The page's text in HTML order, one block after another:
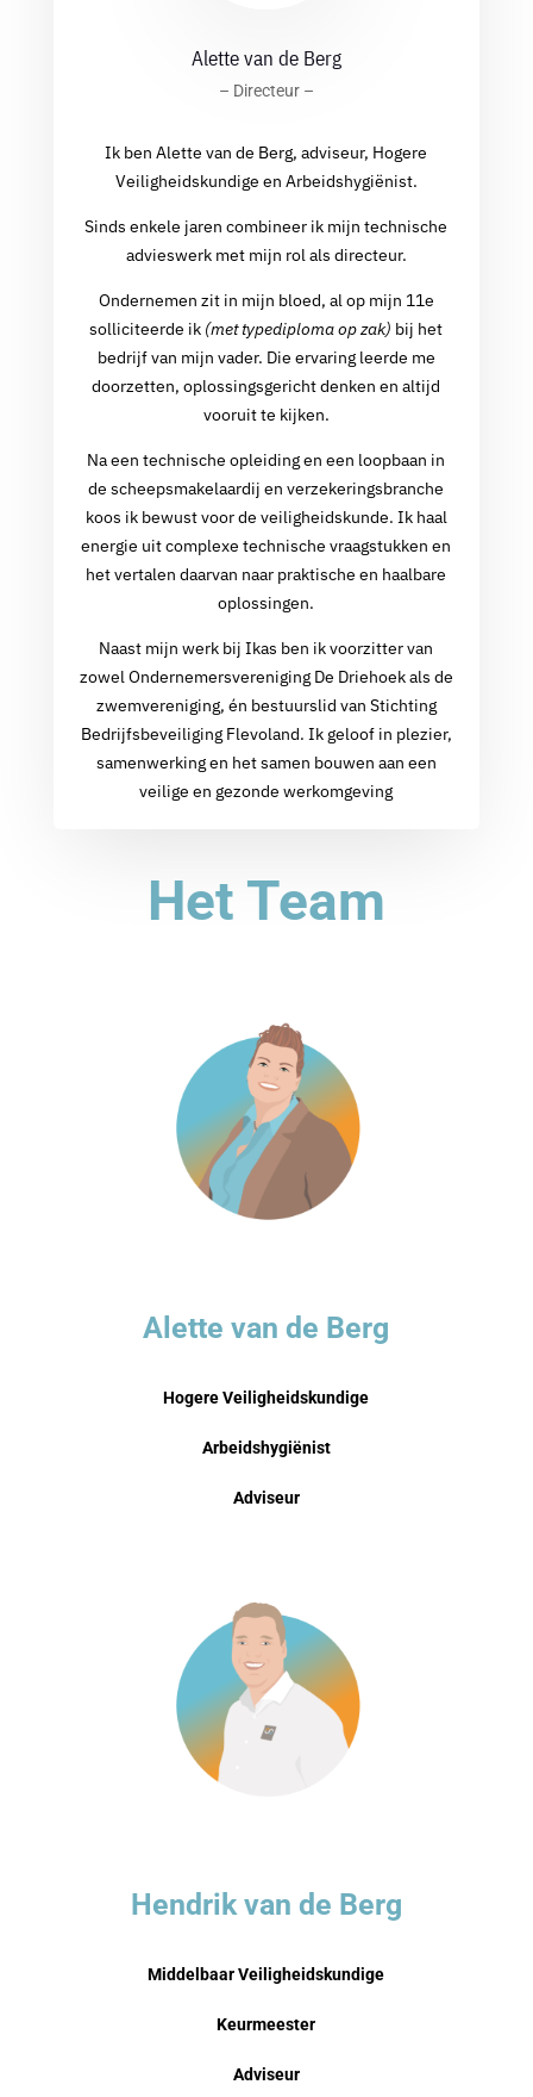
Alette van de Berg
– Directeur –
Ik ben Alette van de Berg, adviseur, Hogere
Veiligheidskundige en Arbeidshygiënist.
Sinds enkele jaren combineer ik mijn technische
advieswerk met mijn rol als directeur.
Ondernemen zit in mijn bloed, al op mijn 11e
solliciteerde ik (met typediploma op zak) bij het
bedrijf van mijn vader. Die ervaring leerde me
doorzetten, oplossingsgericht denken en altijd
vooruit te kijken.
Na een technische opleiding en een loopbaan in
de scheepsmakelaardij en verzekeringsbranche
koos ik bewust voor de veiligheidskunde. Ik haal
energie uit complexe technische vraagstukken en
het vertalen daarvan naar praktische en haalbare
oplossingen.
Naast mijn werk bij Ikas ben ik voorzitter van
zowel Ondernemersvereniging De Driehoek als de
zwemvereniging, én bestuurslid van Stichting
Bedrijfsbeveiliging Flevoland. Ik geloof in plezier,
samenwerking en het samen bouwen aan een
veilige en gezonde werkomgeving
Het Team
Alette van de Berg
Hogere Veiligheidskundige
Arbeidshygiënist
Adviseur
Hendrik van de Berg
Middelbaar Veiligheidskundige
Keurmeester
Adviseur